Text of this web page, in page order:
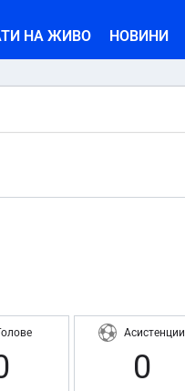
НА ЖИВО НОВИНИ
Асистенции
0